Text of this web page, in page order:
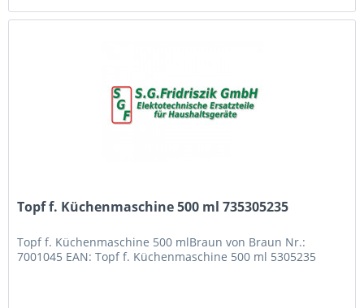
Topf f. Küchenmaschine 500 ml 735305235
Topf f. Küchenmaschine 500 mlBraun von Braun Nr.:
7001045 EAN: Topf f. Küchenmaschine 500 ml 5305235